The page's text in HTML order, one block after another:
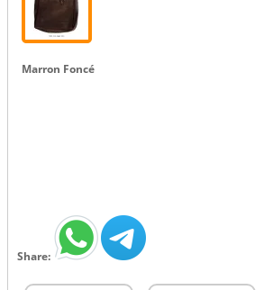
Marron Foncé
Share: